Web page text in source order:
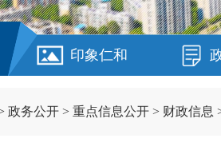
印象仁和
政务公开 > 重点信息公开 > 财政信息